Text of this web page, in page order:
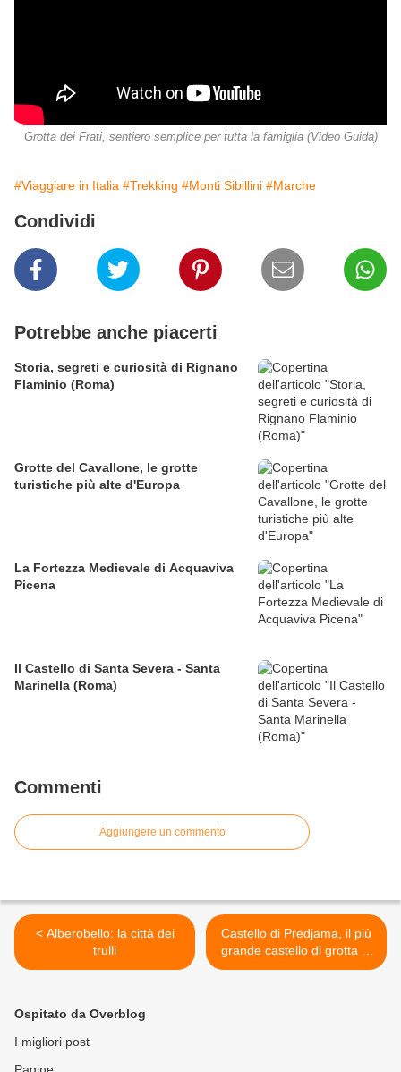
Grotta dei Frati, sentiero semplice per tutta la famiglia (Video Guida)
#Viaggiare in Italia #Trekking #Monti Sibillini #Marche
Condividi
Potrebbe anche piacerti
Storia, segreti e curiosità di Rignano
Flaminio (Roma)
Grotte del Cavallone, le grotte
turistiche più alte d'Europa
La Fortezza Medievale di Acquaviva
Picena
Il Castello di Santa Severa - Santa
Marinella (Roma)
Commenti
Aggiungere un commento
< Alberobello: la città dei
trulli
Castello di Predjama, il più
grande castello di grotta al
mondo >
Ospitato da Overblog
I migliori post
Pagine